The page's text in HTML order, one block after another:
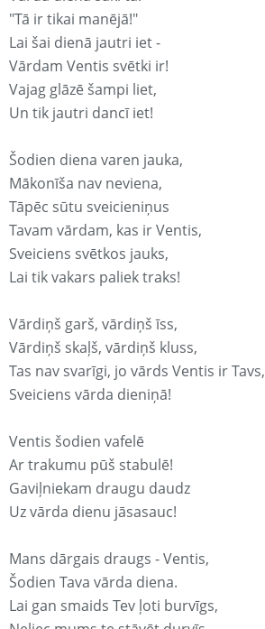
"Tā ir tikai manējā!"
Lai šai dienā jautri iet -
Vārdam Ventis svētki ir!
Vajag glāzē šampi liet,
Un tik jautri dancī iet!
Šodien diena varen jauka,
Mākonīša nav neviena,
Tāpēc sūtu sveicieniņus
Tavam vārdam, kas ir Ventis,
Sveiciens svētkos jauks,
Lai tik vakars paliek traks!
Vārdiņš garš, vārdiņš īss,
Vārdiņš skaļš, vārdiņš kluss,
Tas nav svarīgi, jo vārds Ventis ir Tavs,
Sveiciens vārda dieniņā!
Ventis šodien vafelē
Ar trakumu pūš stabulē!
Gaviļniekam draugu daudz
Uz vārda dienu jāsasauc!
Mans dārgais draugs - Ventis,
Šodien Tava vārda diena.
Lai gan smaids Tev ļoti burvīgs,